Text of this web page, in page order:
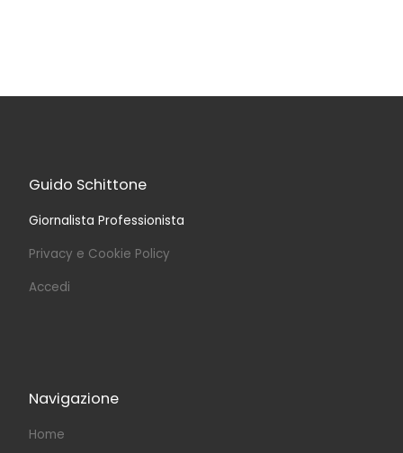
Guido Schittone
Giornalista Professionista
Privacy e Cookie Policy
Accedi
Navigazione
Home